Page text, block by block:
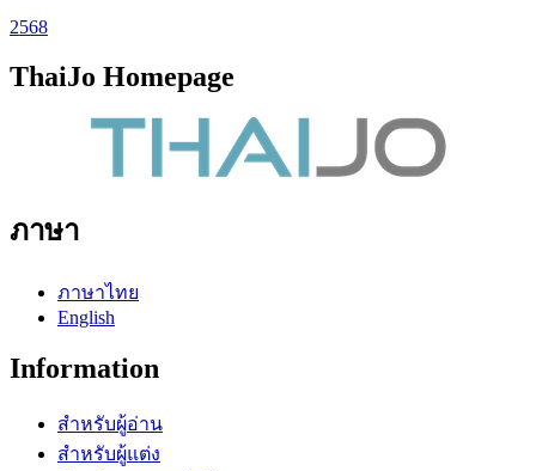
2568
ThaiJo Homepage
ภาษา
ภาษาไทย
English
Information
สำหรับผู้อ่าน
สำหรับผู้แต่ง